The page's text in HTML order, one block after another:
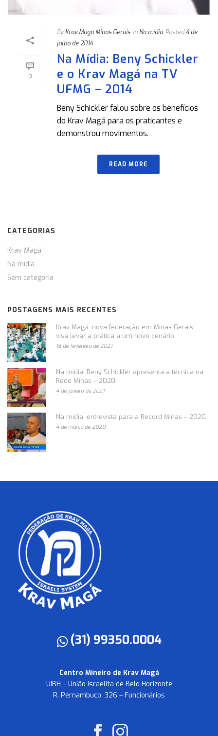
0
By Krav Maga Minas Gerais In Na mídia Posted4 de
julho de 2014
Na Mídia: Beny Schickler
e o Krav Magá na TV
UFMG – 2014
Beny Schickler falou sobre os benefícios
do Krav Magá para os praticantes e
demonstrou movimentos.
READ MORE
CATEGORIAS
Krav Magá
Na mídia
Sem categoria
POSTAGENS MAIS RECENTES
Krav Magá: nova federação em Minas Gerais
visa levar a prática a um novo cenário
18 de fevereiro de 2021
Na mídia: Beny Schickler apresenta a técnica na
Rede Minas – 2020
4 de janeiro de 2021
Na mídia: entrevista para a Record Minas – 2020
4 de março de 2020
(31) 99350.0004
Centro Mineiro de Krav Magá
UIBH – União Israelita de Belo Horizonte
R. Pernambuco, 326 – Funcionários